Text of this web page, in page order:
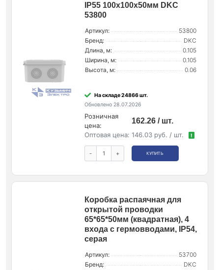
IP55 100х100х50мм DKC
53800
Артикул:
53800
Бренд:
DKC
Длина, м:
0.105
Ширина, м:
0.105
Высота, м:
0.06
На складе 24866 шт.
Обновлено 28.07.2026
Розничная
цена:
162.26 / шт.
Оптовая цена: 146.03 руб. / шт. !
- + КУПИТЬ
Коробка распаячная для
открытой проводки
65*65*50мм (квадратная), 4
входа с гермовводами, IP54,
серая
Артикул:
53700
Бренд:
DKC